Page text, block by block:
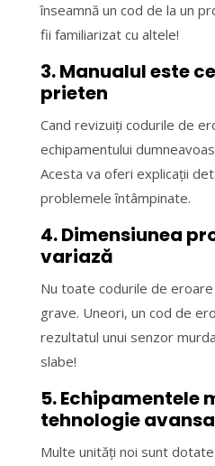
înseamnă un cod de la un
fii familiarizat cu altele!
3. Manualul este
prieten
Cand revizuiți codurile de
echipamentului
Acesta va oferi explicații
problemele întâmpinate.
4. Dimensiunea
variază
Nu toate codurile de
grave. Uneori, un cod de
rezultatul unui senzor
slabe!
5. Echipamentele
tehnologie
Multe unități noi sunt